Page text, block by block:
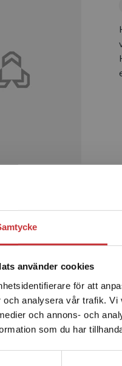
använder cookies
för att
och analysera vår trafik. Vi
och annons- och
som du har
Det
enhet
Sverige.